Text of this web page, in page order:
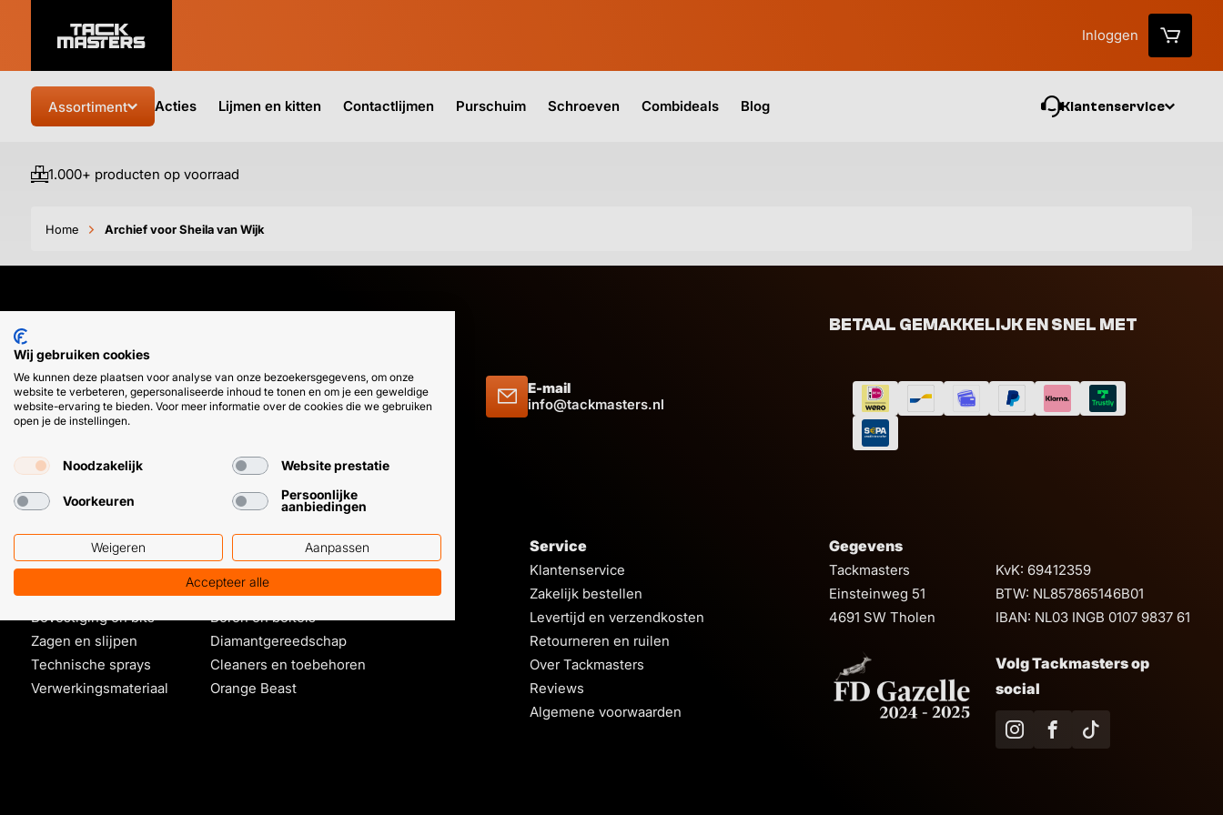
Inloggen
Assortiment Acties Lijmen en kitten Contactlijmen Purschuim Schroeven Combideals Blog Klantenservice
1.000+ producten op voorraad
Home Archief voor Sheila van Wijk
Klantenservice
+31 (0) 85 303 7224
WhatsApp
+31 (0) 6 11 12 09 51
E-mail
info@tackmasters.nl
BETAAL GEMAKKELIJK EN SNEL MET
Producten
Lijmen en kitten
Contactlijmen
Purschuim
Schroeven
Bevestiging en bits
Boren en beitels
Zagen en slijpen
Diamantgereedschap
Technische sprays
Cleaners en toebehoren
Verwerkingsmateriaal
Orange Beast
Service
Klantenservice
Zakelijk bestellen
Levertijd en verzendkosten
Retourneren en ruilen
Over Tackmasters
Reviews
Algemene voorwaarden
Gegevens
Tackmasters
Einsteinweg 51
4691 SW Tholen
KvK: 69412359
BTW: NL857865146B01
IBAN: NL03 INGB 0107 9837 61
Volg Tackmasters op
social
Wij gebruiken cookies
We kunnen deze plaatsen voor analyse van onze bezoekersgegevens, om onze
website te verbeteren, gepersonaliseerde inhoud te tonen en om je een geweldige
website-ervaring te bieden. Voor meer informatie over de cookies die we gebruiken
open je de instellingen.
Noodzakelijk Website prestatie
Voorkeuren
Persoonlijke
aanbiedingen
Weigeren Aanpassen
Accepteer alle